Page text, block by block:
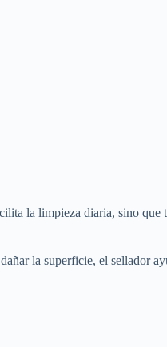
la limpieza diaria, sino que
la superficie, el sellador